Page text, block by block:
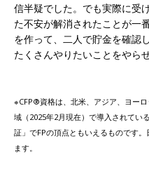
信半疑でした。でも実際に受
た不安が解消されたことが一
を作って、二人で貯金を確認
たくさんやりたいことをやら
※CFP®資格は、北米、アジア、ヨー
域（2025年2月現在）で導入されてい
証」でFPの頂点ともいえるものです
ます。